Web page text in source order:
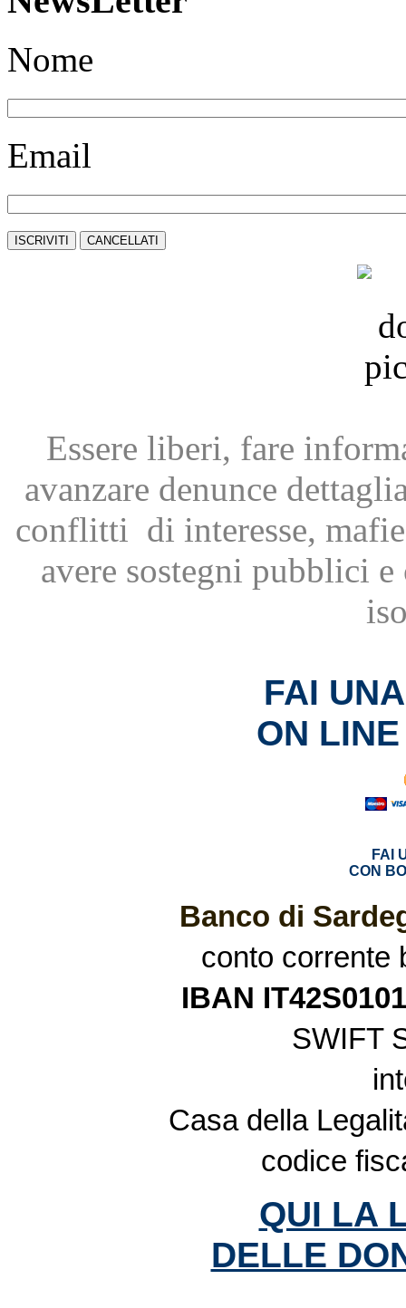
Nome
Email
Essere liberi, fare
avanzare denunce
conflitti di interesse,
avere sostegni pubblici
FAI
ON
FAI
CON
Banco di
conto corrente
IBAN
SWIFT
Casa della
codice
QUI LA
DELLE